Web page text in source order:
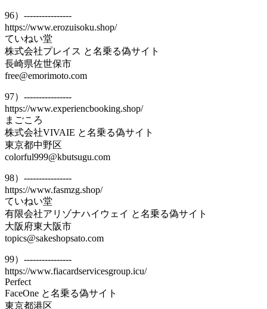
96）----------------
https://www.erozuisoku.shop/
ていねい堂
株式会社プレイス と名乗る偽サイト
長崎県佐世保市
free@emorimoto.com
97）----------------
https://www.experiencbooking.shop/
まごころ
株式会社VIVAIE と名乗る偽サイト
東京都中野区
colorful999@kbutsugu.com
98）----------------
https://www.fasmzg.shop/
ていねい堂
有限会社アリゾナハイウェイ と名乗る偽サイト
大阪府東大阪市
topics@sakeshopsato.com
99）----------------
https://www.fiacardservicesgroup.icu/
Perfect
FaceOne と名乗る偽サイト
東京都港区